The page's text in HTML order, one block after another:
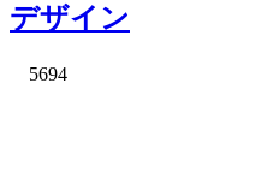
デザイン
5694